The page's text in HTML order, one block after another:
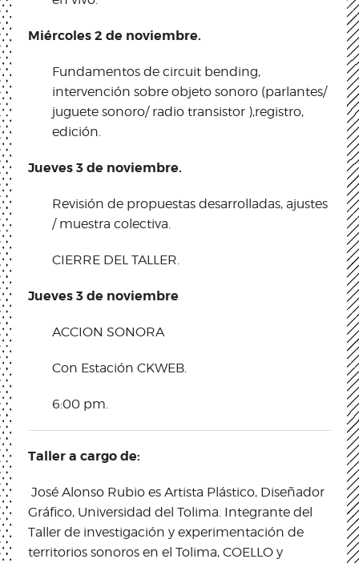
Miércoles 2 de noviembre.
Fundamentos de circuit bending,
intervención sobre objeto sonoro (parlantes/
juguete sonoro/ radio transistor ),registro,
edición.
Jueves 3 de noviembre.
Revisión de propuestas desarrolladas, ajustes
/ muestra colectiva.
CIERRE DEL TALLER.
Jueves 3 de noviembre
ACCION SONORA
Con Estación CKWEB.
6:00 pm.
Taller a cargo de:
José Alonso Rubio es Artista Plástico, Diseñador
Gráfico, Universidad del Tolima. Integrante del
Taller de investigación y experimentación de
territorios sonoros en el Tolima, COELLO y